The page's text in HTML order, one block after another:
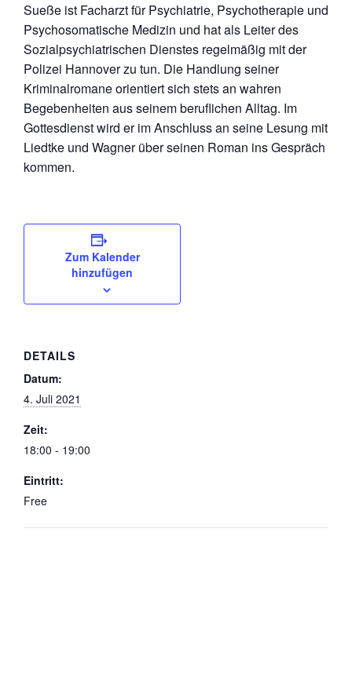
Sueße ist Facharzt für Psychiatrie, Psychotherapie und
Psychosomatische Medizin und hat als Leiter des
Sozialpsychiatrischen Dienstes regelmäßig mit der
Polizei Hannover zu tun. Die Handlung seiner
Kriminalromane orientiert sich stets an wahren
Begebenheiten aus seinem beruflichen Alltag. Im
Gottesdienst wird er im Anschluss an seine Lesung mit
Liedtke und Wagner über seinen Roman ins Gespräch
kommen.
Zum Kalender
hinzufügen
DETAILS
Datum:
4. Juli 2021
Zeit:
18:00 - 19:00
Eintritt:
Free